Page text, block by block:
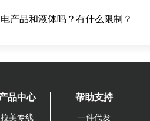
产品和液体吗？有什么限制？
品中心
拉美专线
帮助支持
一件代发